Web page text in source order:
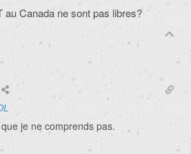
au Canada ne sont pas libres?
je ne comprends pas.